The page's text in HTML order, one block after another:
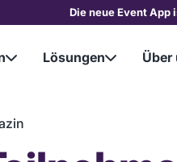
Die neue Event App
 Lösungen Über